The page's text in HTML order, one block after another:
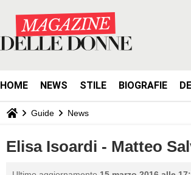
HOME NEWS STILE BIOGRAFIE
Guide News
Elisa Isoardi - Matteo